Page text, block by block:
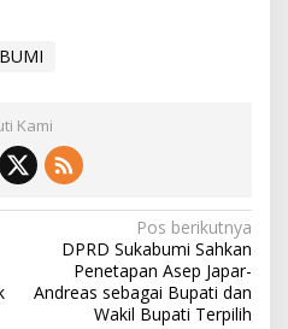
Kami
Pos berikutnya
DPRD Sukabumi Sahkan
Penetapan Asep Japar-
Andreas sebagai Bupati dan
Wakil Bupati Terpilih